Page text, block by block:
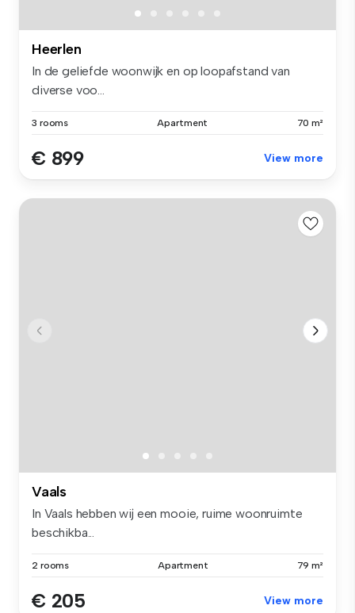
Heerlen
In de geliefde woonwijk en op loopafstand van
diverse voo...
3 rooms Apartment 70 m²
€ 899 View more
Vaals
In Vaals hebben wij een mooie, ruime woonruimte
beschikba...
2 rooms Apartment 79 m²
€ 205 View more